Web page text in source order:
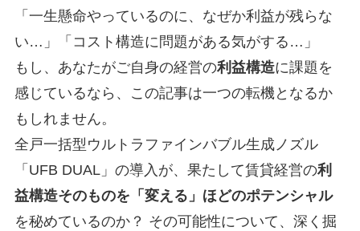
「一生懸命やっているのに、なぜか利益が残らな
い…」「コスト構造に問題がある気がする…」
もし、あなたがご自身の経営の利益構造に課題を
感じているなら、この記事は一つの転機となるか
もしれません。
全戸一括型ウルトラファインバブル生成ノズル
「UFB DUAL」の導入が、果たして賃貸経営の利
益構造そのものを「変える」ほどのポテンシャル
を秘めているのか？ その可能性について、深く掘